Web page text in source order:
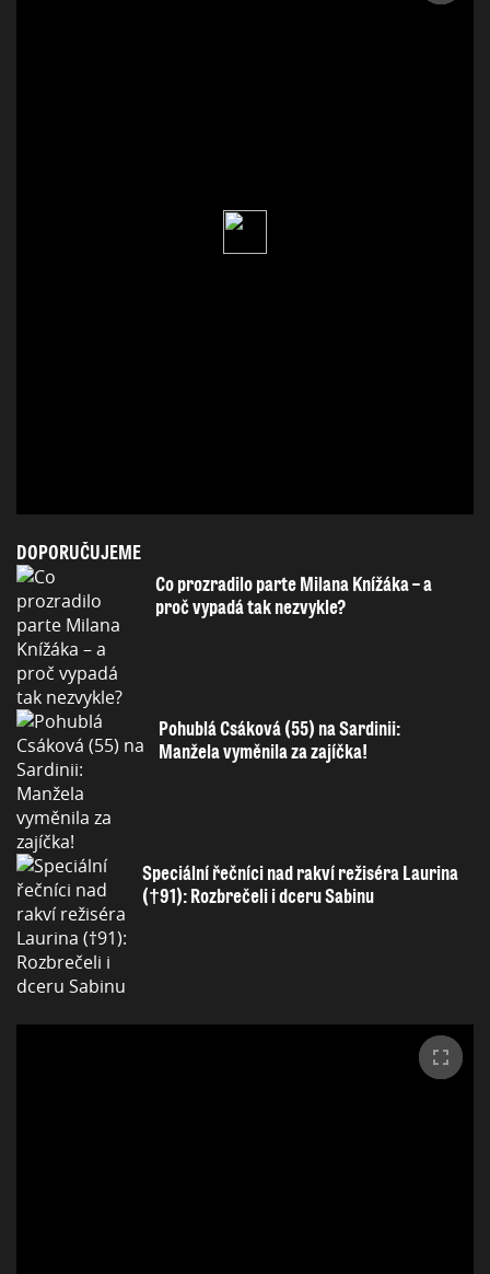
DOPORUČUJEME
Co prozradilo parte Milana Knížáka – a
proč vypadá tak nezvykle?
Pohublá Csáková (55) na Sardinii:
Manžela vyměnila za zajíčka!
Speciální řečníci nad rakví režiséra Laurina
(†91): Rozbrečeli i dceru Sabinu